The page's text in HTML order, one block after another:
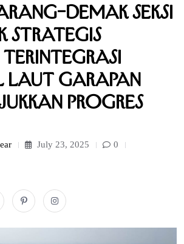
Seksi
Strategis
Garapan
Progres
July 23, 2025
0